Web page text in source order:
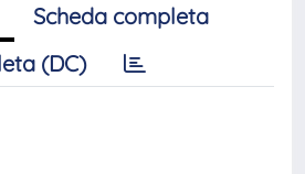
Scheda completa
(DC)